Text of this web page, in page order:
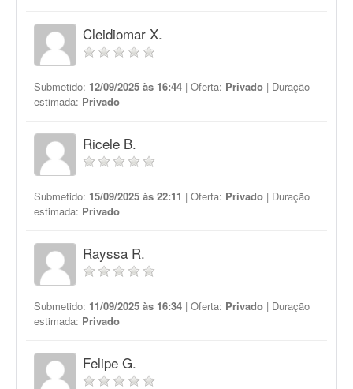
Cleidiomar X.
Submetido: 12/09/2025 às 16:44 | Oferta: Privado | Duração
estimada: Privado
Ricele B.
Submetido: 15/09/2025 às 22:11 | Oferta: Privado | Duração
estimada: Privado
Rayssa R.
Submetido: 11/09/2025 às 16:34 | Oferta: Privado | Duração
estimada: Privado
Felipe G.